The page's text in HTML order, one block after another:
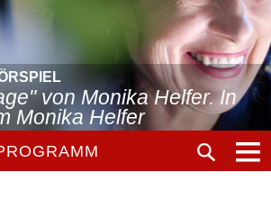
von Monika Helfer. In
Monika Helfer